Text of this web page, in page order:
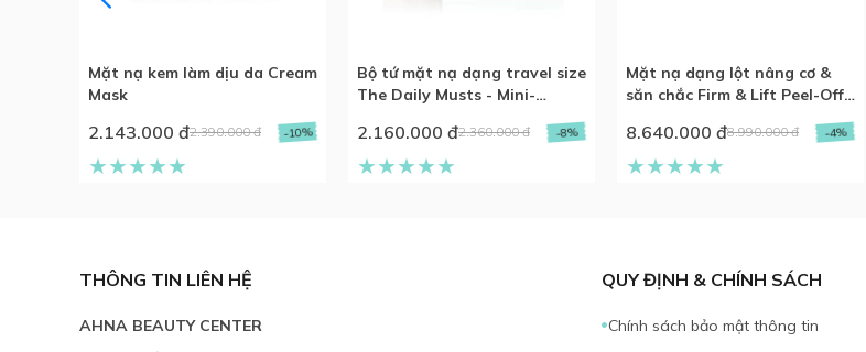
Mặt nạ kem làm dịu da Cream
Mask
2.143.000 đ2.390.000 đ -10%
Bộ tứ mặt nạ dạng travel size
The Daily Musts - Mini-
2.160.000 đ2.360.000 đ -8%
Mặt nạ dạng lột nâng cơ &
săn chắc Firm & Lift Peel-Off
8.640.000 đ8.990.000 đ -4%
THÔNG TIN LIÊN HỆ
AHNA BEAUTY CENTER
QUY ĐỊNH & CHÍNH SÁCH
Chính sách bảo mật thông tin